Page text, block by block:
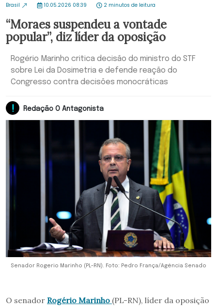
Brasil 10.05.2026 08:39 2 minutos de leitura
“Moraes suspendeu a vontade
popular”, diz líder da oposição
Rogério Marinho critica decisão do ministro do STF
sobre Lei da Dosimetria e defende reação do
Congresso contra decisões monocráticas
Redação O Antagonista
Senador Rogerio Marinho (PL-RN). Foto: Pedro França/Agência Senado
O senador Rogério Marinho (PL-RN), líder da oposição